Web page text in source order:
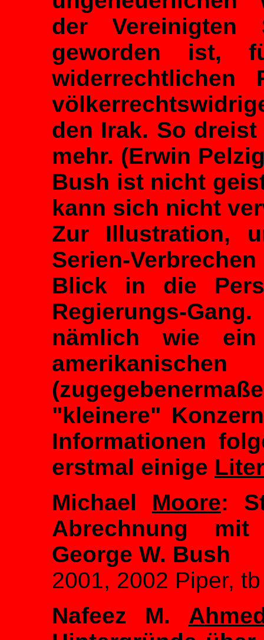
der Vereinigten
geworden ist,
widerrechtlichen
den Irak. So
mehr. (Erwin
Bush ist nicht
kann sich nicht
Zur Illustration,
Serien-
Blick in die
Regierungs-
nämlich wie
"kleinere"
Informationen
erstmal einige
Michael Moore:
Abrechnung
George W. Bush
2001, 2002 Piper,
Nafeez M.